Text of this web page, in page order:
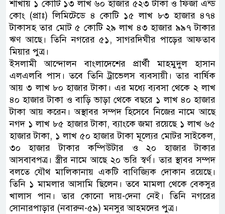
শাখায় ১ কোটি ১৩ লাখ ৬০ হাজার ৫২৩ টাকা ও ফিজা এন্ড
কোং (প্রাঃ) লিমিটেডে ৪ কোটি ১৫ লাখ ৮৩ হাজার ৪৭৪
টাকাসহ তার মোট ৫ কোটি ২৯ লাখ ৪৩ হাজার ৯৯৭ টাকার
ঋণ আছে। তিনি নগরের ৫১, সাগরদিঘীর পাড়ের আফতাব
মিয়ার পুত্র।
ইসলামী আন্দোলন বাংলাদেশের প্রার্থী মাহমুদুল হাসান
এলএলবি পাস। তবে তিনি ট্রাভেলস ব্যবসায়ী। তার বার্ষিক
আয় ৩ লাখ ৮০ হাজার টাকা। এর মধ্যে ব্যবসা থেকে ২ লাখ
৪০ হাজার টাকা ও বাড়ি ভাড়া থেকে বছরে ১ লাখ ৪০ হাজার
টাকা আয় করেন। অস্থাবর সম্পদ হিসেবে নিজের নামে আছে
নগদ ১ লাখ ৮৫ হাজার টাকা, ব্যাংকে জমা রয়েছে ১ লাখ ৬৫
হাজার টাকা, ১ লাখ ৫০ হাজার টাকা মূল্যের মোটর সাইকেল,
৩০ হাজার টাকার কম্পিউটার ও ২০ হাজার টাকার
আসবাবপত্র। স্ত্রীর নামে আছে ২০ ভরি স্বর্ণ। তার স্থাবর সম্পদ
বলতে যৌথ মালিকানায় একটি বাণিজ্যিক দোকান রয়েছে।
তিনি ১ মামলার আসামি ছিলেন। তবে মামলা থেকে বেকসুর
খালাস পান। তার কোনো দায়-দেনা নেই। তিনি নগরের
সোনারপাড়ার (নবারুন-৫৯) মনসুর আহমদের পুত্র।